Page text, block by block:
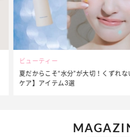
ビューティー
夏だからこそ“水分”が大切！くずれ
ケア】アイテム3選